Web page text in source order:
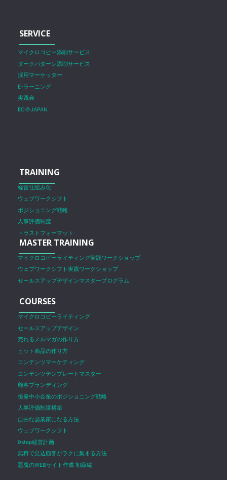
SERVICE
マイクロコピー添削サービス
ダークパターン添削サービス
採用マーケッター
E-ラーニング
実践会
EC＠JAPAN
TRAINING
経営仕組み化
ウェブワークシフト
ポジショニング戦略
人事評価制度
トラストフォーマット
MASTER TRAINING
マイクロコピーライティング実践ワークショップ
ウェブワークシフト実践ワークショップ
セールスアップデザインマスタープログラム
COURSES
マイクロコピーライティング
セールスアップデザイン
売れるメルマガの作り方
ヒット商品の作り方
コンテンツマーケティング
コンテンツテンプレートマスター
顧客ブランディング
後発中小企業のポジショニング戦略
人事評価制度構築
自由な起業家になる方法
ウェブワークシフト
9step経営計画
無料で見込顧客がラクに集まる方法
悪魔のWEBサイト作成 初級編